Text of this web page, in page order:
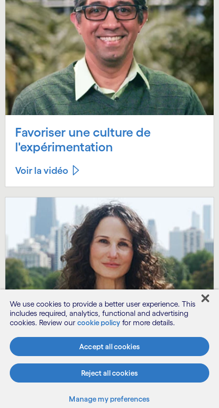
Favoriser une culture de
l'expérimentation
Voir la vidéo
Découvrir de nouvelles voies
pour les partenariats en matière
We use cookies to provide a better user experience. This
includes required, analytics, functional and advertising
cookies. Review our cookie policy for more details.
Accept all cookies
Reject all cookies
Manage my preferences